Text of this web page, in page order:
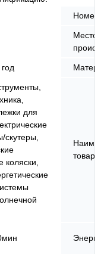
Номер
Место
для
скутеры,
коляски,
товара